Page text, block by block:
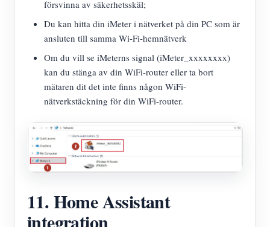
försvinna av säkerhetsskäl;
Du kan hitta din iMeter i nätverket på din PC som är
ansluten till samma Wi-Fi-hemnätverk
Om du vill se iMeterns signal (iMeter_xxxxxxxx)
kan du stänga av din WiFi-router eller ta bort
mätaren dit det inte finns någon WiFi-
nätverkstäckning för din WiFi-router.
11. Home Assistant
integration